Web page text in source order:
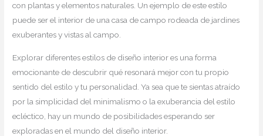
con plantas y elementos naturales. Un ejemplo de este estilo
puede ser el interior de una casa de campo rodeada de jardines
exuberantes y vistas al campo.
Explorar diferentes estilos de diseño interior es una forma
emocionante de descubrir qué resonará mejor con tu propio
sentido del estilo y tu personalidad. Ya sea que te sientas atraído
por la simplicidad del minimalismo o la exuberancia del estilo
ecléctico, hay un mundo de posibilidades esperando ser
exploradas en el mundo del diseño interior.